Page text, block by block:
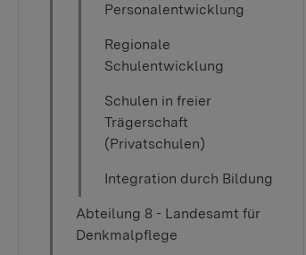
Personalentwicklung
Regionale
Schulentwicklung
Schulen in freier
Trägerschaft
(Privatschulen)
Integration durch Bildung
Abteilung 8 - Landesamt für
Denkmalpflege